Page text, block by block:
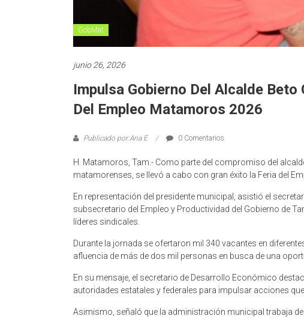
GobMat
junio 26, 2026
Impulsa Gobierno Del Alcalde
Del Empleo Matamoros 2026
Publicado por:Ana E 0 Comentarios
H. Matamoros, Tam.- Como parte del compromiso del
matamorenses, se llevó a cabo con gran éxito la Feria del
En representación del presidente municipal, asistió el
subsecretario del Empleo y Productividad del Gobierno de
líderes sindicales.
Durante la jornada se ofertaron mil 340 vacantes en
afluencia de más de dos mil personas en busca de una
En su mensaje, el secretario de Desarrollo Económico
autoridades estatales y federales para impulsar acciones
Asimismo, señaló que la administración municipal trabaja